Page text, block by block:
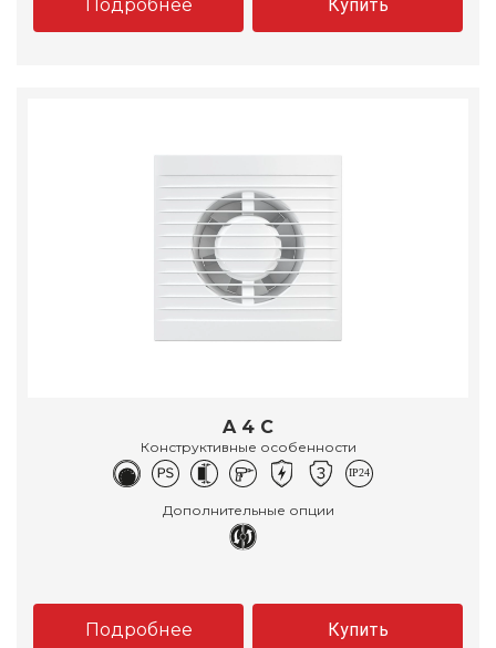
Подробнее Купить
A 4 C
Конструктивные особенности
Дополнительные опции
Подробнее Купить